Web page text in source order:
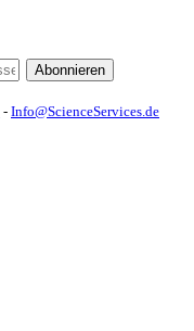
Abonnieren
- Info@ScienceServices.de